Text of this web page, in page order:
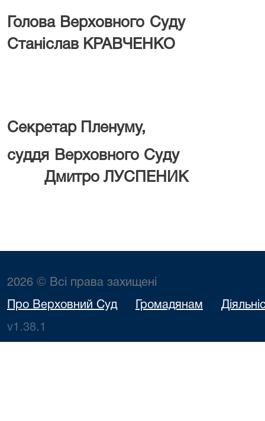
Голова
Станіслав КРАВЧЕНКО
Секретар Пленуму,
суддя
Дмитро ЛУСПЕНИК
2026 © Всі права захищені
Про Верховний Суд Громадянам
v1.38.1